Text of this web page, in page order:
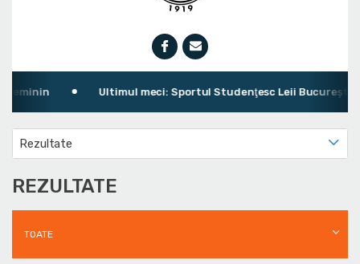
Ultimul meci: Sportul Studenţesc Leii Bucureşti 57
Rezultate
REZULTATE
TOATE